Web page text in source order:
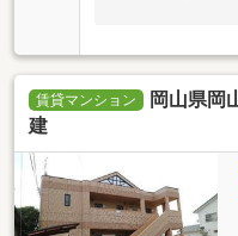
賃貸マンション
岡山県岡
建